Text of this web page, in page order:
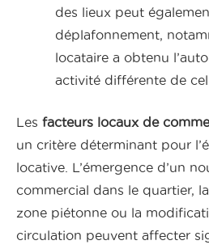
des lieux peut
déplafonnement,
locataire a obtenu
activité différente de
Les facteurs locaux de
un critère déterminant pour
locative. L’émergence d’un
commercial dans le quartier,
zone piétonne ou la
circulation peuvent affecter